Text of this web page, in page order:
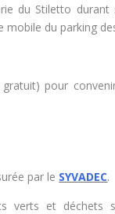
du Stiletto
du parking
pour
par le SYVADEC.
verts et déchets